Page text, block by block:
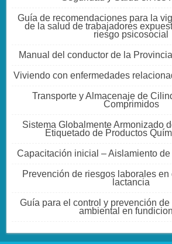
Guía de recomendaciones para la
de la salud de trabajadores
riesgo psicosocial
Manual del conductor de la
Viviendo con enfermedades
Transporte y Almacenaje de
Comprimidos
Sistema Globalmente Armonizado
Etiquetado de Productos
Capacitación inicial – Aislamiento
Prevención de riesgos laborales
lactancia
Guía para el control y prevención
ambiental en